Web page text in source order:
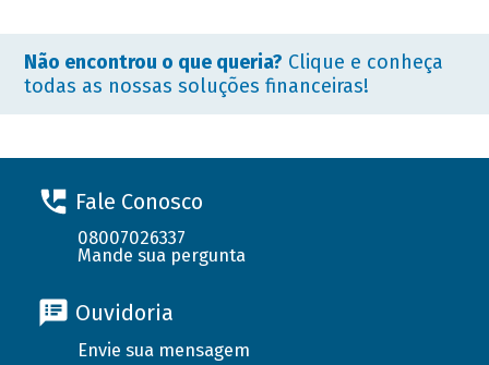
Não encontrou o que queria? Clique e conheça
todas as nossas soluções financeiras!
Fale Conosco
08007026337
Mande sua pergunta
Ouvidoria
Envie sua mensagem